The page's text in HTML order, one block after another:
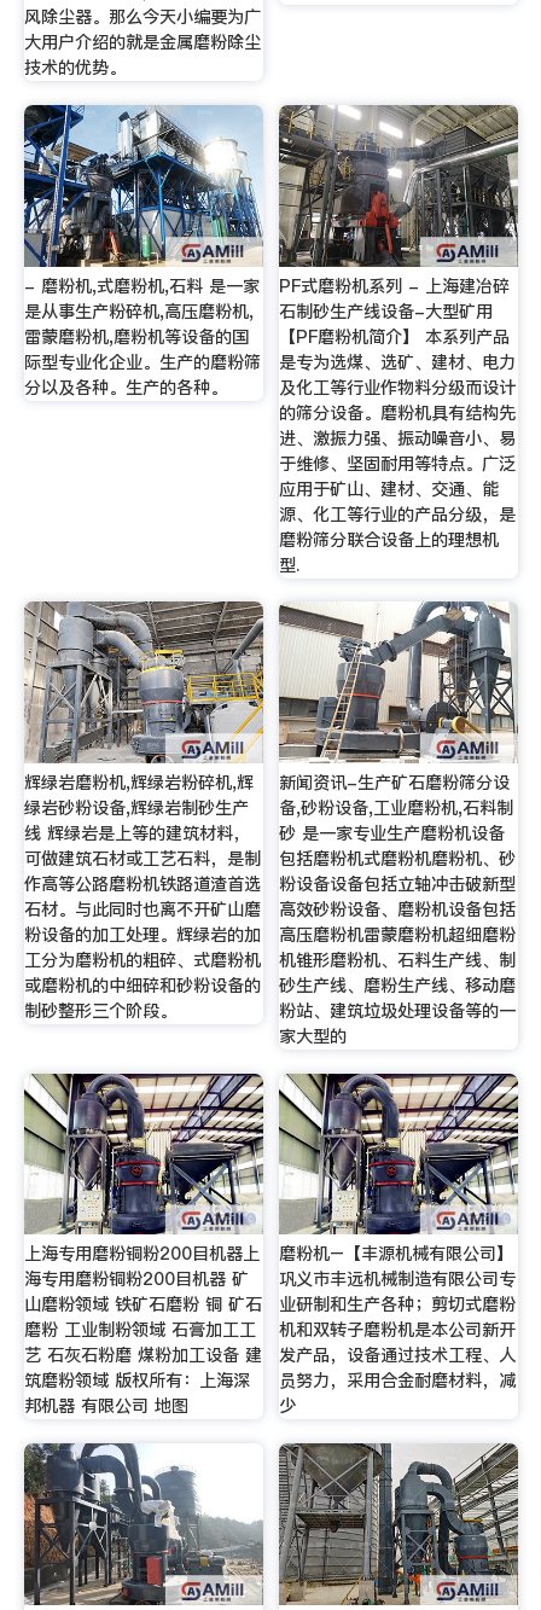
风除尘器。那么今天小编要为广
大用户介绍的就是金属磨粉除尘
技术的优势。
- 磨粉机,式磨粉机,石料 是一家
是从事生产粉碎机,高压磨粉机,
雷蒙磨粉机,磨粉机等设备的国
际型专业化企业。生产的磨粉筛
分以及各种。生产的各种。
PF式磨粉机系列 - 上海建冶碎
石制砂生产线设备-大型矿用
【PF磨粉机简介】 本系列产品
是专为选煤、选矿、建材、电力
及化工等行业作物料分级而设计
的筛分设备。磨粉机具有结构先
进、激振力强、振动噪音小、易
于维修、坚固耐用等特点。广泛
应用于矿山、建材、交通、能
源、化工等行业的产品分级，是
磨粉筛分联合设备上的理想机
型.
辉绿岩磨粉机,辉绿岩粉碎机,辉
绿岩砂粉设备,辉绿岩制砂生产
线 辉绿岩是上等的建筑材料，
可做建筑石材或工艺石料，是制
作高等公路磨粉机铁路道渣首选
石材。与此同时也离不开矿山磨
粉设备的加工处理。辉绿岩的加
工分为磨粉机的粗碎、式磨粉机
或磨粉机的中细碎和砂粉设备的
制砂整形三个阶段。
新闻资讯-生产矿石磨粉筛分设
备,砂粉设备,工业磨粉机,石料制
砂 是一家专业生产磨粉机设备
包括磨粉机式磨粉机磨粉机、砂
粉设备设备包括立轴冲击破新型
高效砂粉设备、磨粉机设备包括
高压磨粉机雷蒙磨粉机超细磨粉
机锥形磨粉机、石料生产线、制
砂生产线、磨粉生产线、移动磨
粉站、建筑垃圾处理设备等的一
家大型的
上海专用磨粉铜粉200目机器上
海专用磨粉铜粉200目机器 矿
山磨粉领域 铁矿石磨粉 铜 矿石
磨粉 工业制粉领域 石膏加工工
艺 石灰石粉磨 煤粉加工设备 建
筑磨粉领域 版权所有：上海深
邦机器 有限公司 地图
磨粉机–【丰源机械有限公司】
巩义市丰远机械制造有限公司专
业研制和生产各种；剪切式磨粉
机和双转子磨粉机是本公司新开
发产品，设备通过技术工程、人
员努力，采用合金耐磨材料，减
少